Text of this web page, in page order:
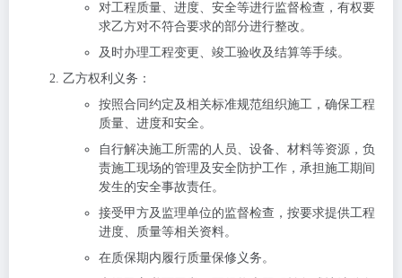
对工程质量、进度、安全等进行监督检查，有权要
求乙方对不符合要求的部分进行整改。
及时办理工程变更、竣工验收及结算等手续。
乙方权利义务 ：
按照合同约定及相关标准规范组织施工，确保工程
质量、进度和安全。
自行解决施工所需的人员、设备、材料等资源，负
责施工现场的管理及安全防护工作，承担施工期间
发生的安全事故责任。
接受甲方及监理单位的监督检查，按要求提供工程
进度、质量等相关资料。
在质保期内履行质量保修义务。